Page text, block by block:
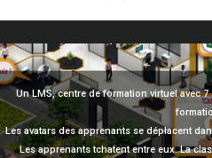
Un LMS, centre de formation virtuel avec
Les avatars des apprenants se déplacent
Les apprenants tchatent entre eux. La